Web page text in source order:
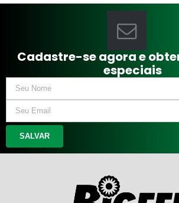
Cadastre-se agora e
especiais
SALVAR